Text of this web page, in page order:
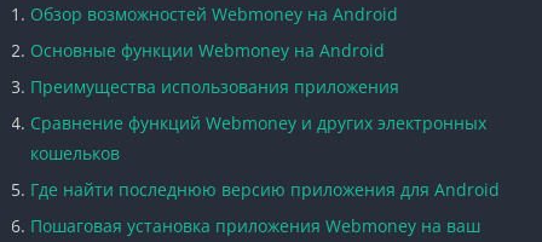
Обзор возможностей Webmoney на Android
Основные функции Webmoney на Android
Преимущества использования приложения
Сравнение функций Webmoney и других электронных
кошельков
Где найти последнюю версию приложения для Android
Пошаговая установка приложения Webmoney на ваш